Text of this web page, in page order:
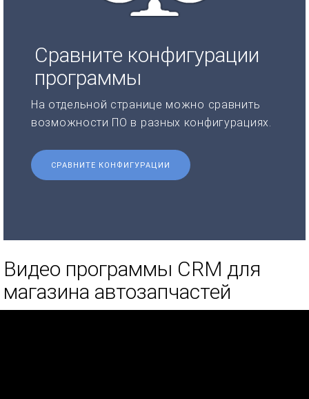
Сравните конфигурации
программы
На отдельной странице можно сравнить
возможности ПО в разных конфигурациях.
СРАВНИТЕ КОНФИГУРАЦИИ
Видео программы CRM для
магазина автозапчастей